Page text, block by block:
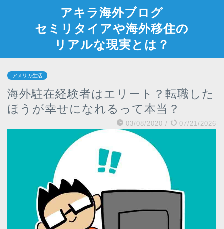
アキラ海外ブログ
セミリタイアや海外移住の
リアルな現実とは？
アメリカ生活
海外駐在経験者はエリート？転職した
ほうが幸せになれるって本当？
03/08/2020 / 07/21/2026